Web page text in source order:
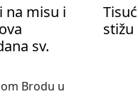
na misu i
sv.
Brodu u
stižu